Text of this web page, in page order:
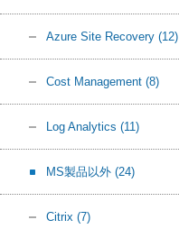
Azure Site Recovery (12)
Cost Management (8)
Log Analytics (11)
MS製品以外 (24)
Citrix (7)